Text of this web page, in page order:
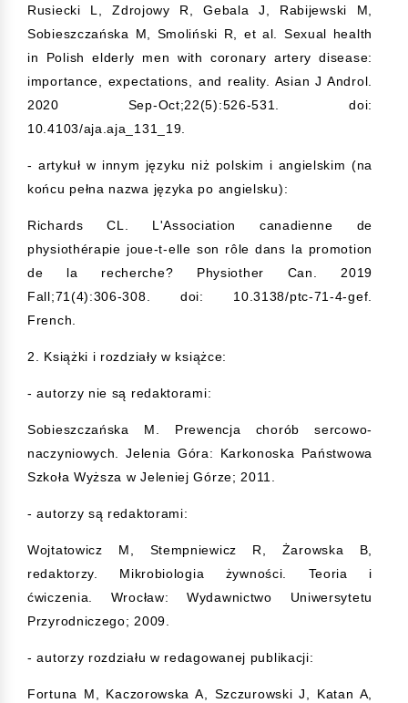
Rusiecki L, Zdrojowy R, Gebala J, Rabijewski M,
Sobieszczańska M, Smoliński R, et al. Sexual health
in Polish elderly men with coronary artery disease:
importance, expectations, and reality. Asian J Androl.
2020 Sep-Oct;22(5):526-531. doi:
10.4103/aja.aja_131_19.
- artykuł w innym języku niż polskim i angielskim (na
końcu pełna nazwa języka po angielsku):
Richards CL. L'Association canadienne de
physiothérapie joue-t-elle son rôle dans la promotion
de la recherche? Physiother Can. 2019
Fall;71(4):306-308. doi: 10.3138/ptc-71-4-gef.
French.
2. Książki i rozdziały w książce:
- autorzy nie są redaktorami:
Sobieszczańska M. Prewencja chorób sercowo-
naczyniowych. Jelenia Góra: Karkonoska Państwowa
Szkoła Wyższa w Jeleniej Górze; 2011.
- autorzy są redaktorami:
Wojtatowicz M, Stempniewicz R, Żarowska B,
redaktorzy. Mikrobiologia żywności. Teoria i
ćwiczenia. Wrocław: Wydawnictwo Uniwersytetu
Przyrodniczego; 2009.
- autorzy rozdziału w redagowanej publikacji:
Fortuna M, Kaczorowska A, Szczurowski J, Katan A,